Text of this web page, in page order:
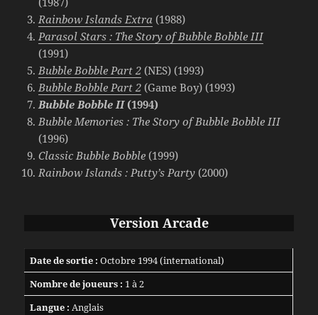
Rainbow Islands Extra (1988)
Parasol Stars : The Story of Bubble Bobble III
(1991)
Bubble Bobble Part 2 (NES) (1993)
Bubble Bobble Part 2 (Game Boy) (1993)
Bubble Bobble II(1994)
Bubble Memories : The Story of Bubble Bobble III
(1996)
Classic Bubble Bobble (1999)
Rainbow Islands : Putty’s Party (2000)
Version Arcade
Date de sortie : Octobre 1994 (international)
Nombre de joueurs : 1 à 2
Langue : Anglais